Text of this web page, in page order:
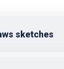
sketches